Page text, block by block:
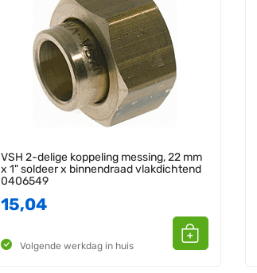
VSH 2-delige koppeling messing, 22 mm
x 1" soldeer x binnendraad vlakdichtend
0406549
15,04
Volgende werkdag in huis